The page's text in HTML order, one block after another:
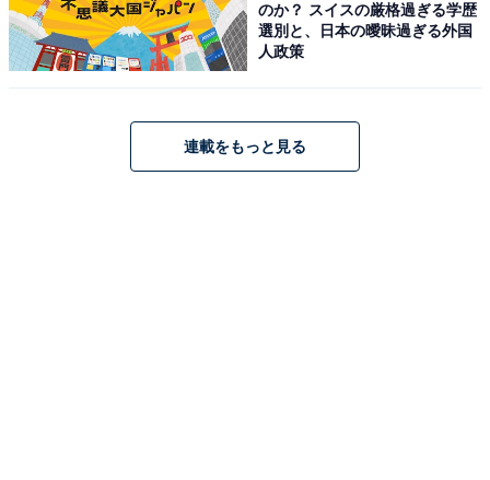
のか？ スイスの厳格過ぎる学歴
選別と、日本の曖昧過ぎる外国
人政策
連載をもっと見る